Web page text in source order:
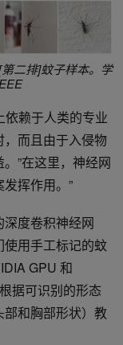
二排]蚊子样本。学
依赖于人类的专业
而且由于入侵物
”在这里，神经网
挥作用。”
度卷积神经网
用手工标记的蚊
GPU 和
据可识别的形态
和胸部形状）教